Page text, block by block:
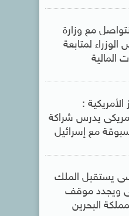
مع وزارة
لمتابعة
المالية
الأمريكية :
يدرس شراكة
مع إسرائيل
يستقبل الملك
ويجدد موقف
البحرين